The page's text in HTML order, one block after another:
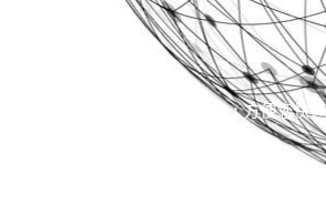
整理本公司網站的相關連結，方便您快